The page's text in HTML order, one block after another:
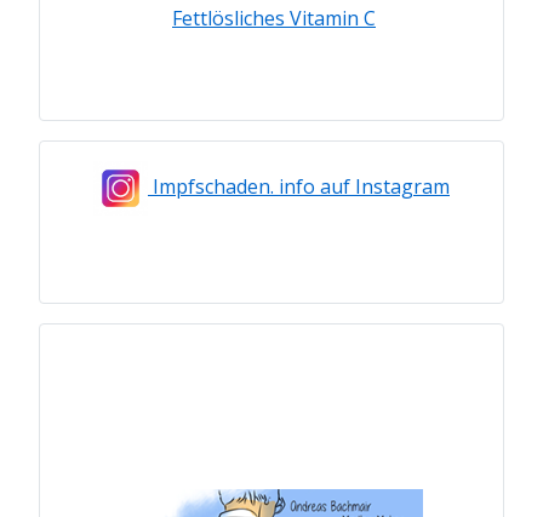
Fettlösliches Vitamin C
Impfschaden. info auf Instagram